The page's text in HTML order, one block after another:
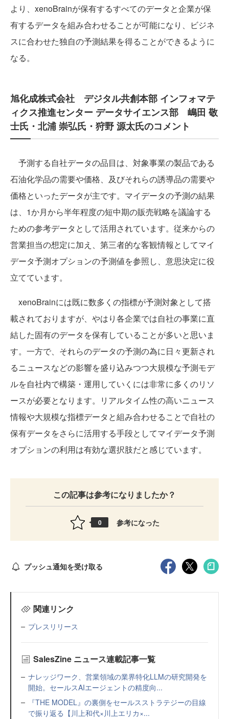
より、xenoBrainが保有するすべてのデータと企業が保
有するデータを組み合わせることが可能になり、ビジネ
スに合わせた独自の予測結果を得ることができるように
なる。
旭化成株式会社 デジタル共創本部 インフォマテ
ィクス推進センター データサイエンス部 嶋田 敬
士氏・北浦 崇弘氏・狩野 源太氏のコメント
予測する自社データの品目は、対象事業の製品である
石油化学品の需要や価格、及びそれらの誘導品の需要や
価格といったデータが主です。マイデータの予測の結果
は、1か月から半年程度の短中期の販売戦略を議論する
ための参考データとして活用されています。従来からの
営業担当の想定に加え、第三者的な客観情報としてマイ
データ予測オプションの予測値を参照し、意思決定に役
立てています。
xenoBrainには既に数多くの指標が予測対象として搭
載されておりますが、やはり各企業では自社の事業に直
結した固有のデータを保有していることが多いと思いま
す。一方で、それらのデータの予測の為に日々更新され
るニュースなどの影響を盛り込みつつ大規模な予測モデ
ルを自社内で構築・運用していくには非常に多くのリソ
ースが必要となります。リアルタイム性の高いニュース
情報や大規模な指標データと組み合わせることで自社の
保有データをさらに活用する手段としてマイデータ予測
オプションの利用は有効な選択肢だと感じています。
この記事は参考になりましたか？
0 参考になった
プッシュ通知を受け取る
関連リンク
プレスリリース
SalesZine ニュース連載記事一覧
ナレッジワーク、営業領域の業界特化LLMの研究開発を
開始。セールスAIエージェントの精度向...
『THE MODEL』の裏側をセールスストラテジーの目線
で振り返る【川上和代×川上エリカ×...